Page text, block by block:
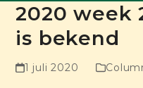
2020 week
is bekend
1 juli 2020